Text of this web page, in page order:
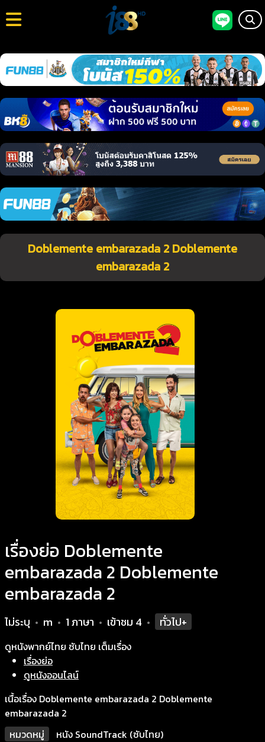
Doblemente embarazada 2 Doblemente
embarazada 2
เรื่องย่อ Doblemente
embarazada 2 Doblemente
embarazada 2
ไม่ระบุ • m • 1 ภาษา • เข้าชม 4 • ทั่วไป+
ดูหนังพากย์ไทย ซับไทย เต็มเรื่อง
เรื่องย่อ
ดูหนังออนไลน์
เนื้อเรื่อง Doblemente embarazada 2 Doblemente
embarazada 2
หมวดหมู่
หนัง SoundTrack (ซับไทย)